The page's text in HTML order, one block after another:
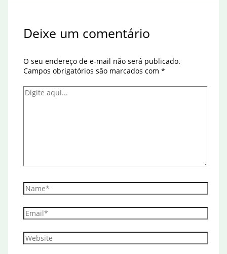
Deixe um comentário
O seu endereço de e-mail não será publicado.
Campos obrigatórios são marcados com *
Digite
aqui...
Name*
Email*
Website